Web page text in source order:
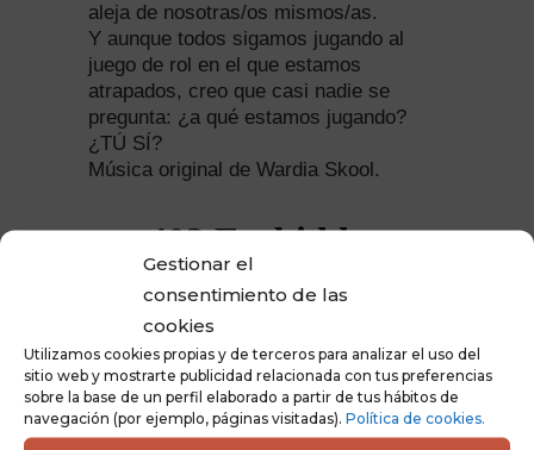
Gestionar el
consentimiento de las
cookies
Utilizamos cookies propias y de terceros para analizar el uso del
sitio web y mostrarte publicidad relacionada con tus preferencias
sobre la base de un perfil elaborado a partir de tus hábitos de
navegación (por ejemplo, páginas visitadas). Política de cookies.
aleja de nosotras/os mismos/as.
Y aunque todos sigamos jugando al
juego de rol en el que estamos
atrapados, creo que casi nadie se
pregunta: ¿a qué estamos jugando?
¿TÚ SÍ?
Música original de Wardia Skool.